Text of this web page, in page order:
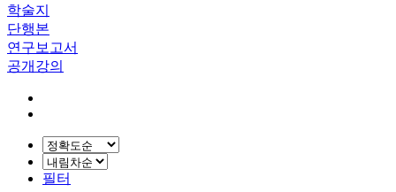
학술지
단행본
연구보고서
공개강의
필터